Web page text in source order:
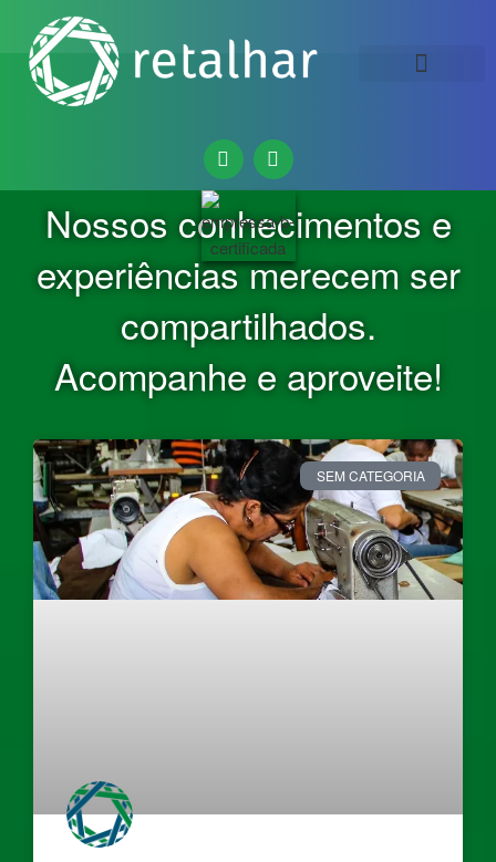
Nossos conhecimentos e
experiências merecem ser
compartilhados.
Acompanhe e aproveite!
SEM CATEGORIA